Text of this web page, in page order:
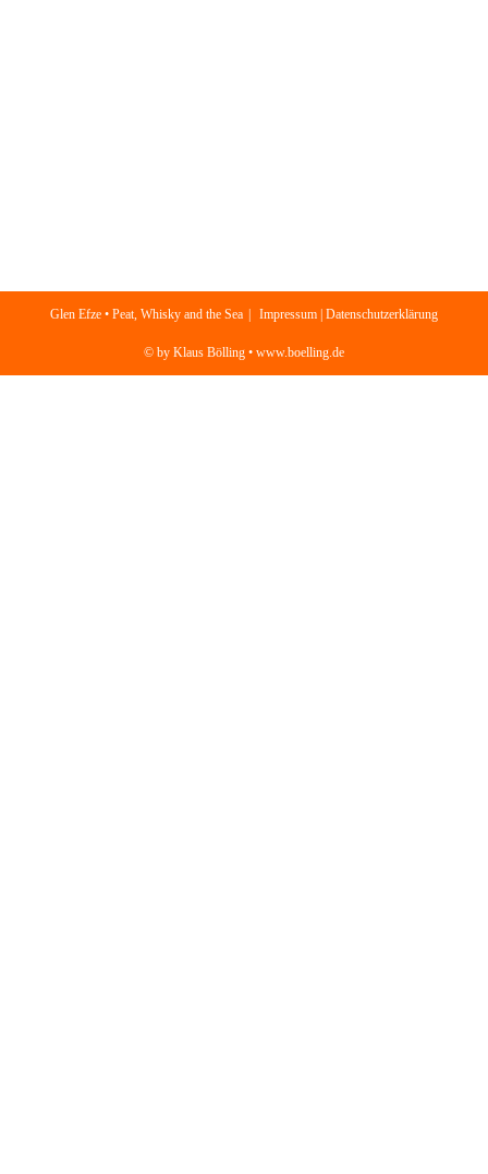
Glen Efze • Peat, Whisky and the Sea Impressum | Datenschutzerklärung
© by Klaus Bölling • www.boelling.de